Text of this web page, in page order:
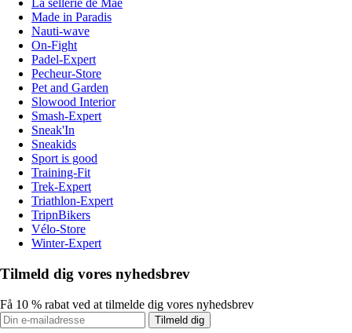
La sellerie de Maé
Made in Paradis
Nauti-wave
On-Fight
Padel-Expert
Pecheur-Store
Pet and Garden
Slowood Interior
Smash-Expert
Sneak'In
Sneakids
Sport is good
Training-Fit
Trek-Expert
Triathlon-Expert
TripnBikers
Vélo-Store
Winter-Expert
Tilmeld dig vores nyhedsbrev
Få 10 % rabat ved at tilmelde dig vores nyhedsbrev
Tilmeld dig